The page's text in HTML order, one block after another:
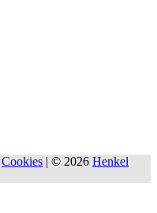
Cookies | © 2026 Henkel